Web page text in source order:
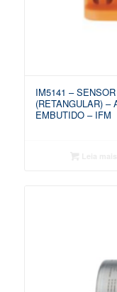
IM5141 –
(RETANGULAR)
EMBUTIDO – IFM